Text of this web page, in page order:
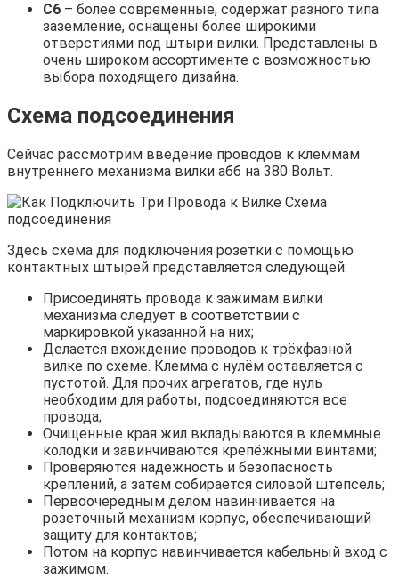
С6 – более современные, содержат разного типа
заземление, оснащены более широкими
отверстиями под штыри вилки. Представлены в
очень широком ассортименте с возможностью
выбора походящего дизайна.
Схема подсоединения
Сейчас рассмотрим введение проводов к клеммам
внутреннего механизма вилки абб на 380 Вольт.
Здесь схема для подключения розетки с помощью
контактных штырей представляется следующей:
Присоединять провода к зажимам вилки
механизма следует в соответствии с
маркировкой указанной на них;
Делается вхождение проводов к трёхфазной
вилке по схеме. Клемма с нулём оставляется с
пустотой. Для прочих агрегатов, где нуль
необходим для работы, подсоединяются все
провода;
Очищенные края жил вкладываются в клеммные
колодки и завинчиваются крепёжными винтами;
Проверяются надёжность и безопасность
креплений, а затем собирается силовой штепсель;
Первоочередным делом навинчивается на
розеточный механизм корпус, обеспечивающий
защиту для контактов;
Потом на корпус навинчивается кабельный вход с
зажимом.